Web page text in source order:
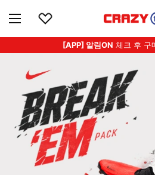
[APP] 알림ON 체크 후 구